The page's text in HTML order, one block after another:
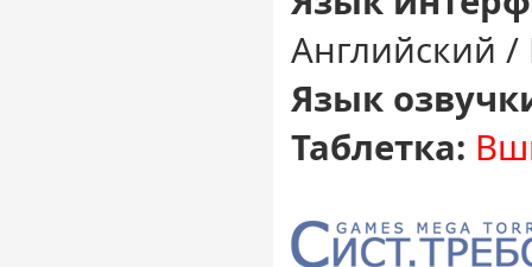
Английский /
Язык
Таблетка: